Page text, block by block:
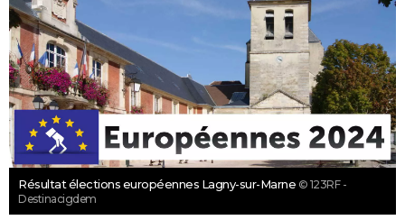
Résultat élections européennes Lagny-sur-Marne © 123RF -
Destinacigdem